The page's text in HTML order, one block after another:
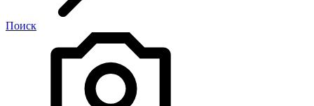
Поиск